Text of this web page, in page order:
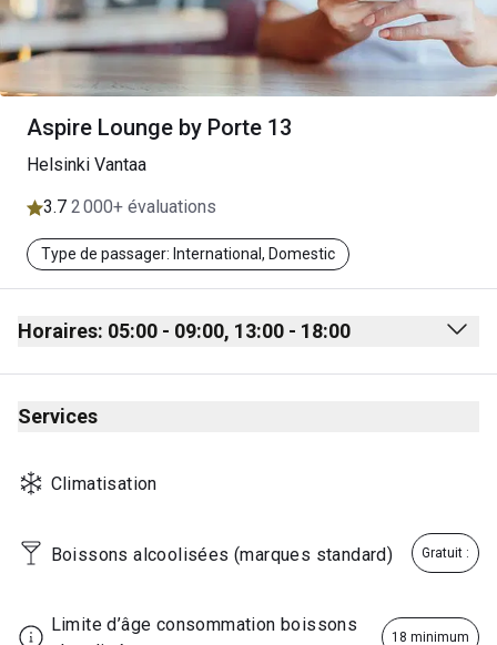
Aspire Lounge by Porte 13
Helsinki Vantaa
3.7 2 000+ évaluations
Type de passager: International, Domestic
Horaires: 05:00 - 09:00, 13:00 - 18:00
Monday 05:00 - 09:00
Wednesday 05:00 - 09:00
Thursday 05:00 - 09:00
Services
Climatisation
Boissons alcoolisées (marques standard) Gratuit :
Limite d’âge consommation boissons
18 minimum